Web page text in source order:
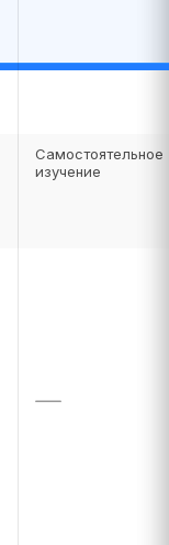
Самостоятельное
изучение